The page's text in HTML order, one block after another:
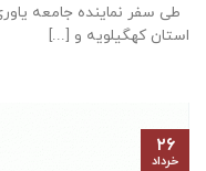
طی سفر نماینده جامعه
استان کهگیلویه و [...]
۲۶
خرداد